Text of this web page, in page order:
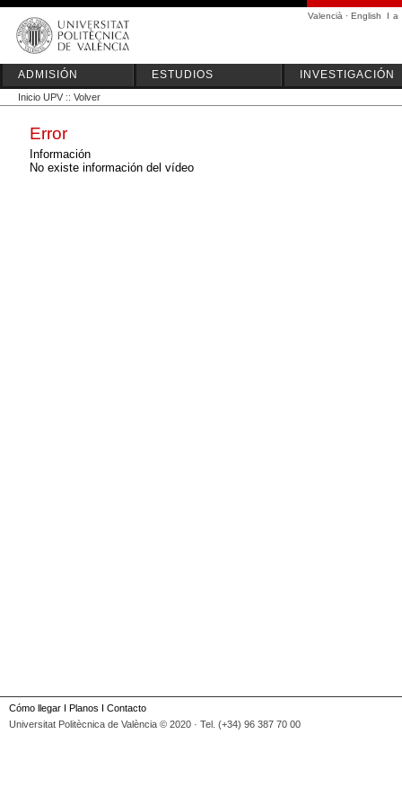
Valencià · English I a
ADMISIÓN ESTUDIOS INVESTIGACIÓN
Inicio UPV :: Volver
Error
Información
No existe información del vídeo
Cómo llegar I Planos I Contacto
Universitat Politècnica de València © 2020 · Tel. (+34) 96 387 70 00